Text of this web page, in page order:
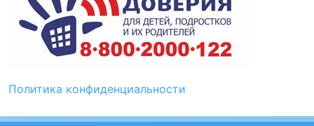
Политика конфиденциальности